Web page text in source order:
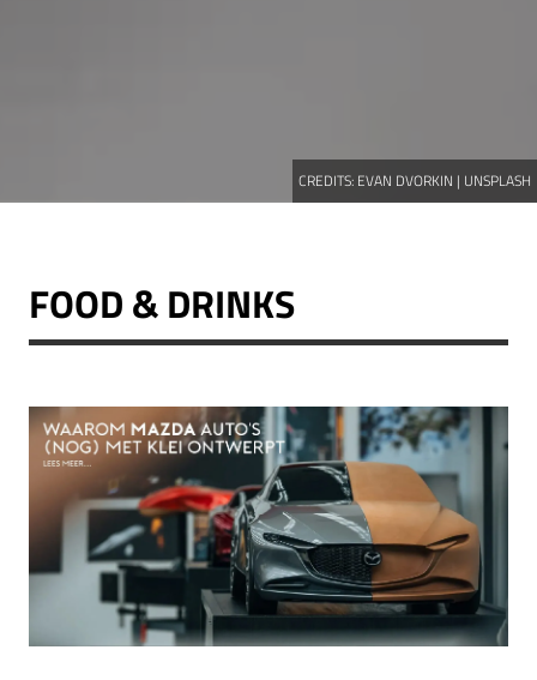
CREDITS: EVAN DVORKIN | UNSPLASH
FOOD & DRINKS